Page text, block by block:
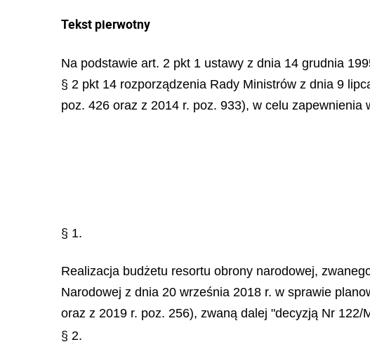
Tekst pierwotny
Na podstawie art. 2 pkt 1 ustawy z dnia 14 grudnia
§ 2 pkt 14 rozporządzenia Rady Ministrów z dnia 9
poz. 426 oraz z 2014 r. poz. 933), w celu
§ 1.
Realizacja budżetu resortu obrony narodowej,
Narodowej z dnia 20 września 2018 r. w sprawie
oraz z 2019 r. poz. 256), zwaną dalej "decyzją Nr
§ 2.